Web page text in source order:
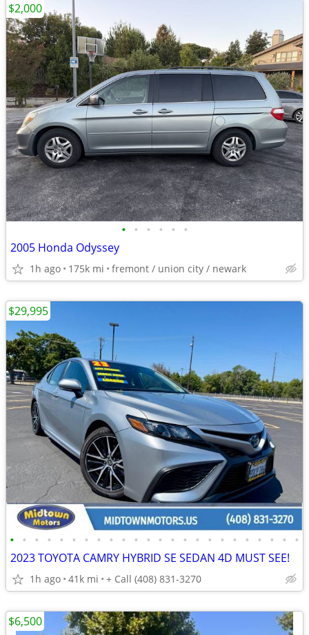
• • • • • •
2005 Honda Odyssey
1h ago 175k mi fremont / union city / newark
$2,000
• • • • • • • • • • • • • • • • • • • • • • • •
2023 TOYOTA CAMRY HYBRID SE SEDAN 4D MUST SEE!
1h ago 41k mi + Call (408) 831-3270
$29,995
$6,500